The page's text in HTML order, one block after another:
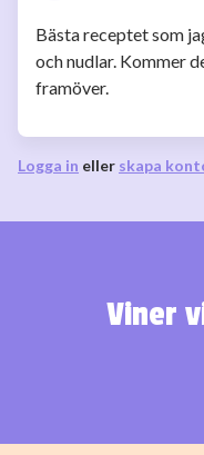
Bästa receptet som
och nudlar. Kommer
framöver.
Logga in eller skapa
Viner